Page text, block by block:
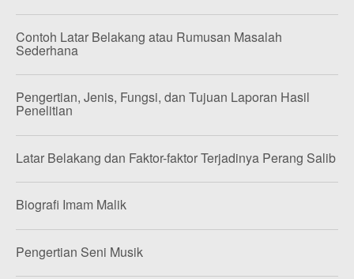
Contoh Latar Belakang atau Rumusan Masalah
Sederhana
Pengertian, Jenis, Fungsi, dan Tujuan Laporan Hasil
Penelitian
Latar Belakang dan Faktor-faktor Terjadinya Perang Salib
Biografi Imam Malik
Pengertian Seni Musik